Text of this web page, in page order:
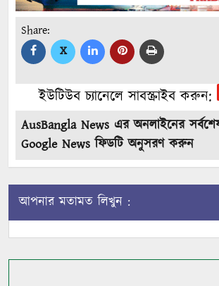
Share:
X
ইউটিউব চ্যানেলে সাবস্ক্রাইব করুন:
AusBangla News এর অনলাইনের
Google News ফিডটি অনুসরণ করুন
আপনার মতামত লিখুন :